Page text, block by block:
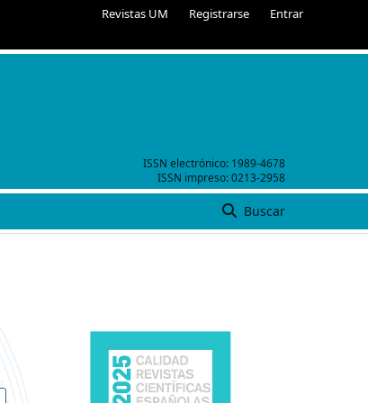
Revistas UM Registrarse Entrar
ISSN electrónico: 1989-4678
ISSN impreso:0213-2958
Buscar